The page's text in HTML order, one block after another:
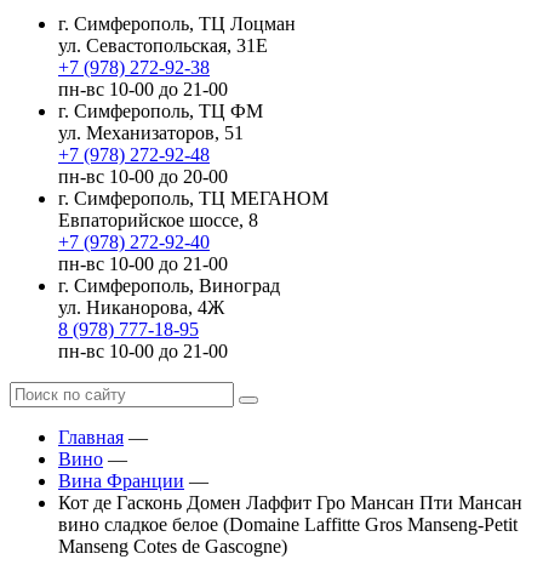
г. Симферополь, ТЦ Лоцман
ул. Севастопольская, 31Е
+7 (978) 272-92-38
пн-вс 10-00 до 21-00
г. Симферополь, ТЦ ФМ
ул. Механизаторов, 51
+7 (978) 272-92-48
пн-вс 10-00 до 20-00
г. Симферополь, ТЦ МЕГАНОМ
Евпаторийское шоссе, 8
+7 (978) 272-92-40
пн-вс 10-00 до 21-00
г. Симферополь, Виноград
ул. Никанорова, 4Ж
8 (978) 777-18-95
пн-вс 10-00 до 21-00
Главная —
Вино —
Вина Франции —
Кот де Гасконь Домен Лаффит Гро Мансан Пти Мансан
вино сладкое белое (Domaine Laffitte Gros Manseng-Petit
Manseng Cotes de Gascogne)